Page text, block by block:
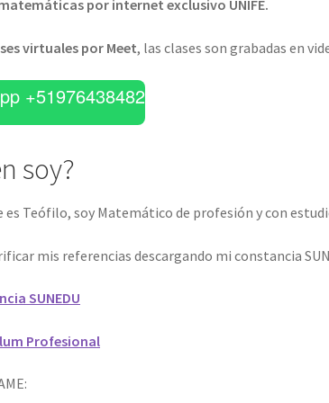
por internet exclusivo UNIFE.
virtuales por Meet, las clases son grabadas en
+51976438482
soy?
es Teófilo, soy Matemático de profesión y con
mis referencias descargando mi constancia
SUNEDU
Profesional